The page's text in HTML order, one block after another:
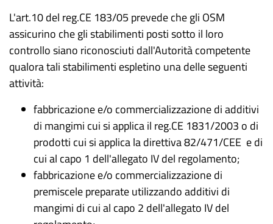
L'art.10 del reg.CE 183/05 prevede che gli OSM
assicurino che gli stabilimenti posti sotto il loro
controllo siano riconosciuti dall'Autorità competente
qualora tali stabilimenti espletino una delle seguenti
attività:
fabbricazione e/o commercializzazione di additivi
di mangimi cui si applica il reg.CE 1831/2003 o di
prodotti cui si applica la direttiva 82/471/CEE e di
cui al capo 1 dell'allegato IV del regolamento;
fabbricazione e/o commercializzazione di
premiscele preparate utilizzando additivi di
mangimi di cui al capo 2 dell'allegato IV del